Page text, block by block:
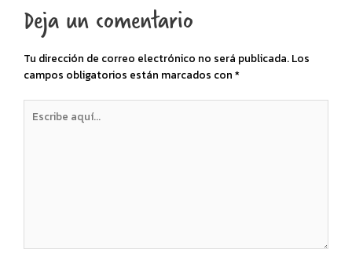
Deja un comentario
Tu dirección de correo electrónico no será publicada. Los
campos obligatorios están marcados con *